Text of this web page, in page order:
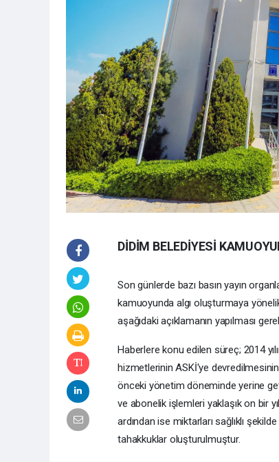
DİDİM BELEDİYESİ
Son günlerde bazı basın yayın
kamuoyunda algı oluşturmaya
aşağıdaki açıklamanın yapılması
Haberlere konu edilen süreç; 2014
hizmetlerinin ASKİ'ye
önceki yönetim döneminde yerine
ve abonelik işlemleri yaklaşık on bir
ardından ise miktarları sağlıklı
tahakkuklar oluşturulmuştur.